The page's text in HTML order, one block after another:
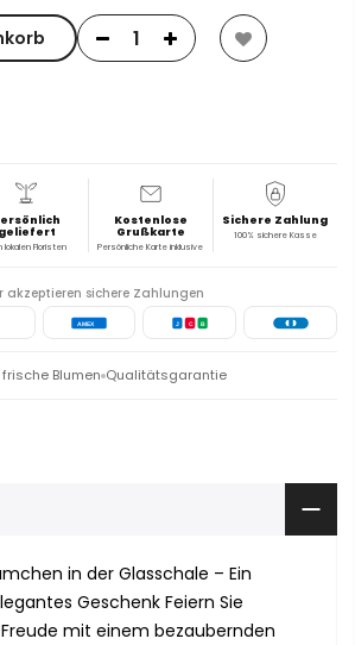
geliefert
lokalen Floristen
Kostenlose
Grußkarte
Persönliche Karte inklusive
Sichere Zahlung
100% sichere Kasse
akzeptieren sichere Zahlungen
AMEX J C B
frische Blumen Qualitätsgarantie
in der Glasschale – Ein
Geschenk Feiern Sie
mit einem bezaubernden